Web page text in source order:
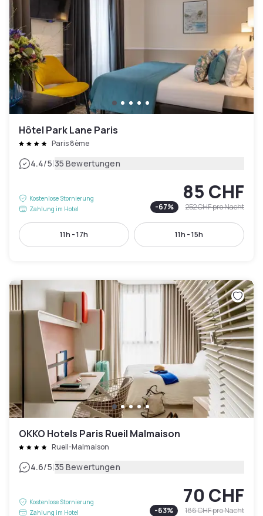
Hôtel Park Lane Paris
Paris 8ème
4.4/5|35 Bewertungen
Kostenlose Stornierung
Zahlung im Hotel
85 CHF
-67% 252 CHFpro Nacht
11h - 17h 11h - 15h
OKKO Hotels Paris Rueil Malmaison
Rueil-Malmaison
4.6/5|35 Bewertungen
Kostenlose Stornierung
Zahlung im Hotel
70 CHF
-63% 186 CHFpro Nacht